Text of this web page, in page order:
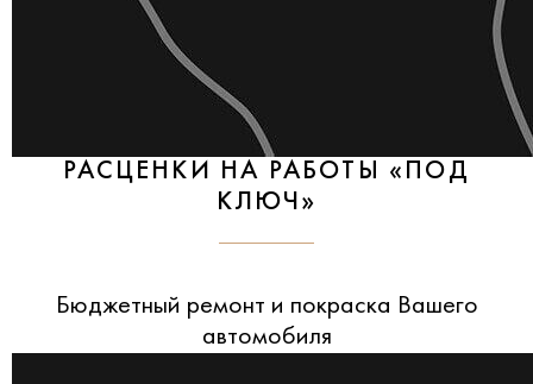
РАСЦЕНКИ НА РАБОТЫ «ПОД
КЛЮЧ»
Бюджетный ремонт и покраска Вашего
автомобиля